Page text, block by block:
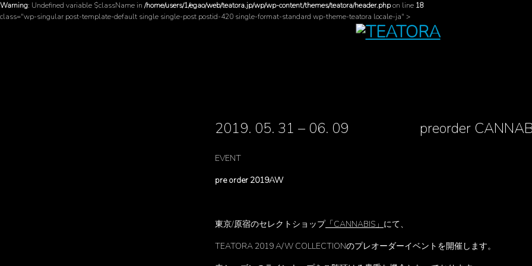
Warning: Undefined variable $className in /home/users/1/egao/web/teatora.jp/wp/wp-content/themes/teatora/header.phpon line 18
class="wp-singular post-template-default single single-post postid-420 single-format-standard wp-theme-teatora locale-ja" >
2019. 05. 31 – 06. 09 preorder
EVENT
pre order 2019AW
東京/原宿のセレクトショップ「CANNABIS」 にて、
TEATORA 2019 A/W COLLECTIONのプレオーダーイベントを開催します。